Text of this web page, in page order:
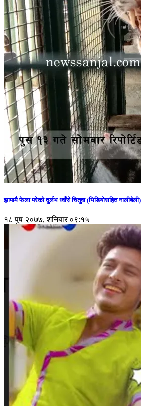
झापामै फेला परेको दुर्लभ ध्वाँसे चितुवा (भिडियोसहित नालीबेली)
१८ पुष २०७७, शनिबार ०९:१५